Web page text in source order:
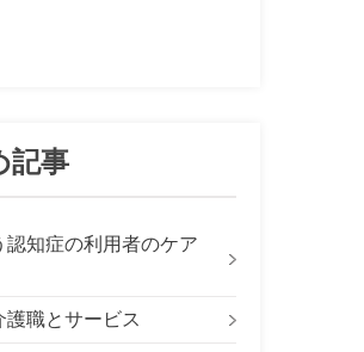
記事
認知症の利用者のケア
職とサービス